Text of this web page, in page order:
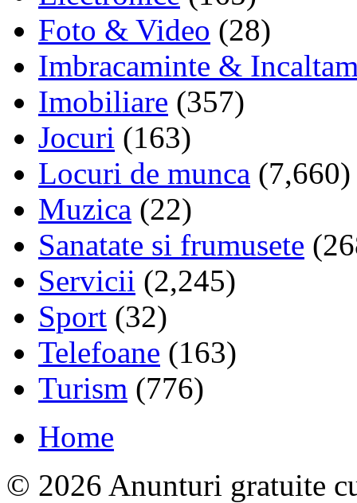
Foto & Video (28)
Imbracaminte &
Imobiliare (357)
Jocuri (163)
Locuri de munca (7,660)
Muzica (22)
Sanatate si frumusete
Servicii (2,245)
Sport (32)
Telefoane (163)
Turism (776)
Home
© 2026 Anunturi gratuite